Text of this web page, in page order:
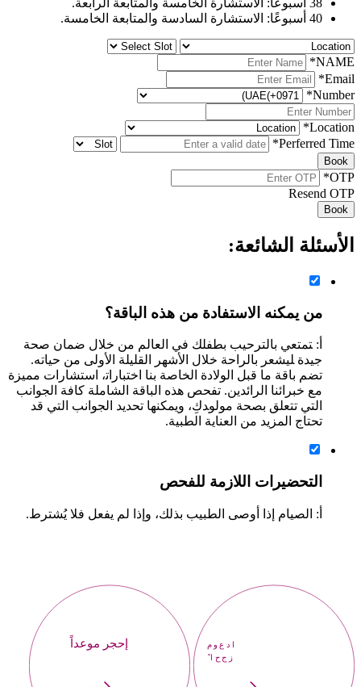
38 أسبوعًا: الاستشارة الخامسة والمتابعة الرابعة.
40 أسبوعًا: الاستشارة السادسة والمتابعة الخامسة.
NAME
*
Email
*
Number
*
Location
*
Perferred Time
*
Book
OTP
*
Resend OTP
Book
الأسئلة الشائعة:
من يمكنه الاستفادة من هذه الباقة؟
أ: ‍تمتعي بالترحيب بطفلك في العالم من خلال ضمان صحة
جيدة ‍ليشعر بالراحة خلال الأشهر القليلة الأولى من حياته.
تضم باقة ما قبل الولادة الخاصة بنا اختبارات‍، استشارات مميزة
مع خبرائنا الرائدين. تفحص هذه الباقة الشاملة كافة الجوانب
التي تتعلق بصحة مول‍و‍دكِ، ويمكنها تحديد الجوانب التي قد
تحتاج المزيد من العناية الطبية.
التحضيرات اللازمة للفحص
أ: الصيام إذا أوصى الطبيب بذلك، وإذا لم يفعل فلا يُشترط.
احجز
موعداً إحجر موعداً